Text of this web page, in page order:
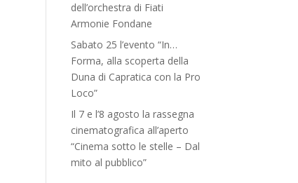
dell’orchestra di Fiati
Armonie Fondane
Sabato 25 l’evento “In…
Forma, alla scoperta della
Duna di Capratica con la Pro
Loco”
Il 7 e l’8 agosto la rassegna
cinematografica all’aperto
“Cinema sotto le stelle – Dal
mito al pubblico”